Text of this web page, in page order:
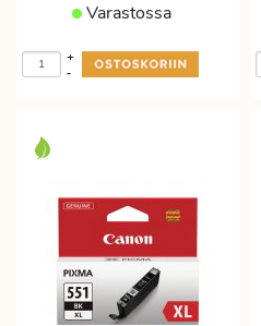
Varastossa
-
+